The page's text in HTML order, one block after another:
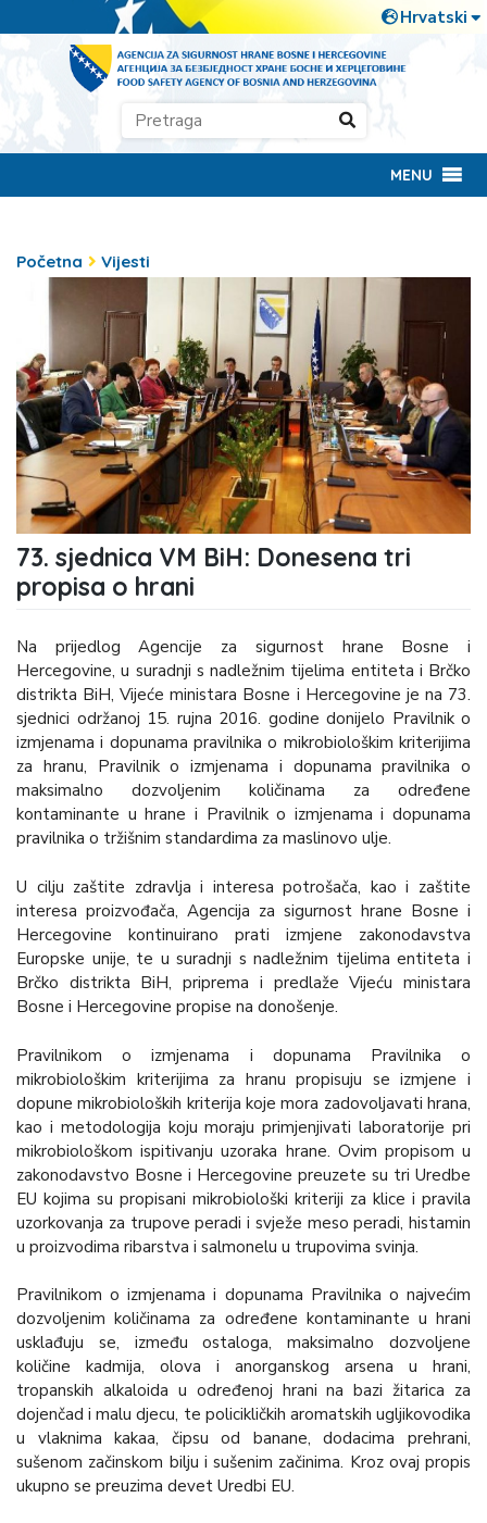
MENU
Početna Vijesti
73. sjednica VM BiH: Donesena tri
propisa o hrani
Na prijedlog Agencije za sigurnost hrane Bosne i
Hercegovine, u suradnji s nadležnim tijelima entiteta i Brčko
distrikta BiH, Vijeće ministara Bosne i Hercegovine je na 73.
sjednici održanoj 15. rujna 2016. godine donijelo Pravilnik o
izmjenama i dopunama pravilnika o mikrobiološkim kriterijima
za hranu, Pravilnik o izmjenama i dopunama pravilnika o
maksimalno dozvoljenim količinama za određene
kontaminante u hrane i Pravilnik o izmjenama i dopunama
pravilnika o tržišnim standardima za maslinovo ulje.
U cilju zaštite zdravlja i interesa potrošača, kao i zaštite
interesa proizvođača, Agencija za sigurnost hrane Bosne i
Hercegovine kontinuirano prati izmjene zakonodavstva
Europske unije, te u suradnji s nadležnim tijelima entiteta i
Brčko distrikta BiH, priprema i predlaže Vijeću ministara
Bosne i Hercegovine propise na donošenje.
Pravilnikom o izmjenama i dopunama Pravilnika o
mikrobiološkim kriterijima za hranu propisuju se izmjene i
dopune mikrobioloških kriterija koje mora zadovoljavati hrana,
kao i metodologija koju moraju primjenjivati laboratorije pri
mikrobiološkom ispitivanju uzoraka hrane. Ovim propisom u
zakonodavstvo Bosne i Hercegovine preuzete su tri Uredbe
EU kojima su propisani mikrobiološki kriteriji za klice i pravila
uzorkovanja za trupove peradi i svježe meso peradi, histamin
u proizvodima ribarstva i salmonelu u trupovima svinja.
Pravilnikom o izmjenama i dopunama Pravilnika o najvećim
dozvoljenim količinama za određene kontaminante u hrani
usklađuju se, između ostaloga, maksimalno dozvoljene
količine kadmija, olova i anorganskog arsena u hrani,
tropanskih alkaloida u određenoj hrani na bazi žitarica za
dojenčad i malu djecu, te policikličkih aromatskih ugljikovodika
u vlaknima kakaa, čipsu od banane, dodacima prehrani,
sušenom začinskom bilju i sušenim začinima. Kroz ovaj propis
ukupno se preuzima devet Uredbi EU.